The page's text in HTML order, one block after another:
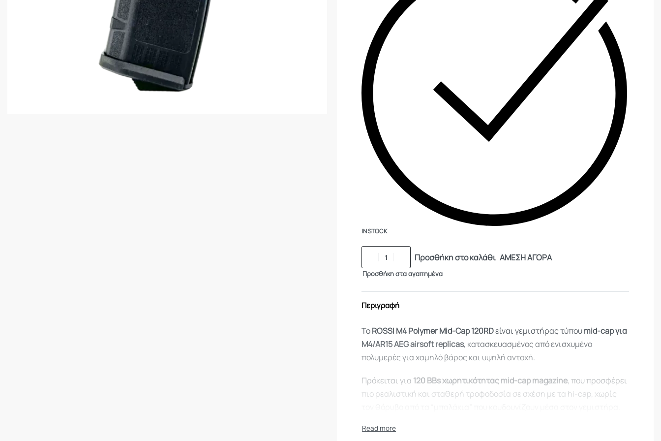
IN STOCK
Προσθήκη στο καλάθι ΑΜΕΣΗ ΑΓΟΡΑ
Προσθήκη στα αγαπημένα
Περιγραφή
ΤοROSSI M4 Polymer Mid-Cap 120RDείναι γεμιστήρας τύπουmid-cap για
M4/AR15 AEG airsoft replicas, κατασκευασμένος από ενισχυμένο
πολυμερές για χαμηλό βάρος και υψηλή αντοχή.
Πρόκειται για 120 BBs χωρητικότητας mid-cap magazine, που προσφέρει
πιο ρεαλιστική και σταθερή τροφοδοσία σε σχέση με τα hi-cap, χωρίς
Ιδανικός για τακτικό παιχνίδι και σταθερή απόδοση σε κάθε βολή.